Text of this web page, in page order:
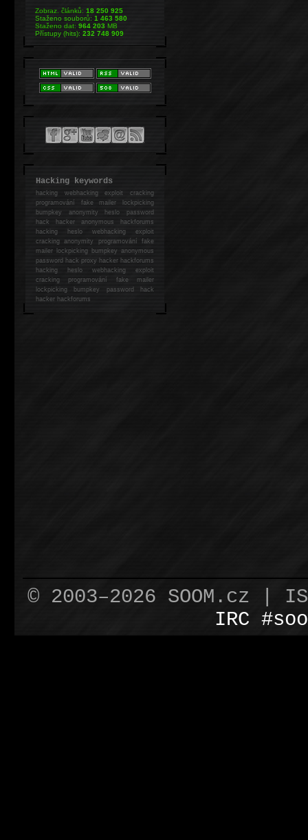
Zobraz. článků:18 250 925
Staženo souborů:1 463 580
Staženo dat:964 203MB
Přístupy (hits):232 748 909
Hacking keywords
hackingwebhacking exploit cracking
programování fake mailer lockpicking
bumpkey anonymity heslo password
hackhacker anonymous hackforums
hackingheslo webhacking exploit
cracking anonymity programování fake
mailer lockpicking bumpkey anonymous
password hack proxy hacker hackforums
hacking heslo webhacking exploit
cracking programování fake mailer
lockpicking bumpkey password hack
hackerhackforums
© 2003–2026 SOOM.cz |
IRC